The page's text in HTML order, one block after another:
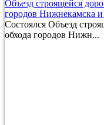
Объезд строящейся
городов Нижнекамска
Состоялся Объезд
обхода городов Нижн...